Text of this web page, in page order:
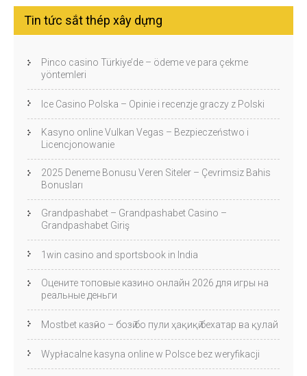
Tin tức sắt thép xây dựng
Pinco casino Türkiye’de – ödeme ve para çekme
yöntemleri
Ice Casino Polska – Opinie i recenzje graczy z Polski
Kasyno online Vulkan Vegas – Bezpieczeństwo i
Licencjonowanie
2025 Deneme Bonusu Veren Siteler – Çevrimsiz Bahis
Bonusları
Grandpashabet – Grandpashabet Casino –
Grandpashabet Giriş
1win casino and sportsbook in India
Оцените топовые казино онлайн 2026 для игры на
реальные деньги
Mostbet казӣно – бозӣ бо пули ҳақиқӣ бехатар ва қулай
Wypłacalne kasyna online w Polsce bez weryfikacji